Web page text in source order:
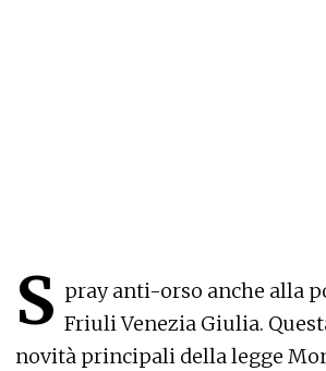
S pray anti-orso anche alla
Friuli Venezia Giulia.
novità principali della legge